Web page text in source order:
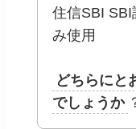
住信SBI
み使用
どちらにと
でしょうか